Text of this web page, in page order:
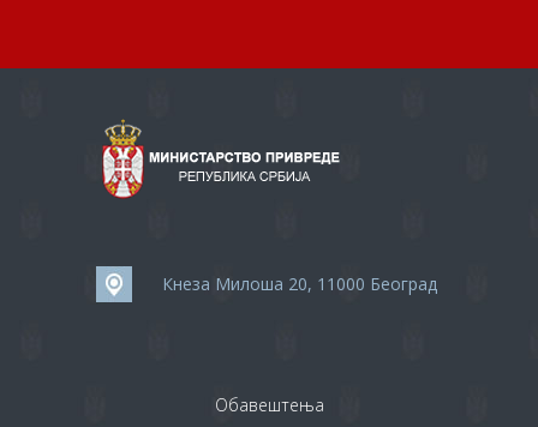
Кнеза Милоша 20, 11000 Београд
Обавештења